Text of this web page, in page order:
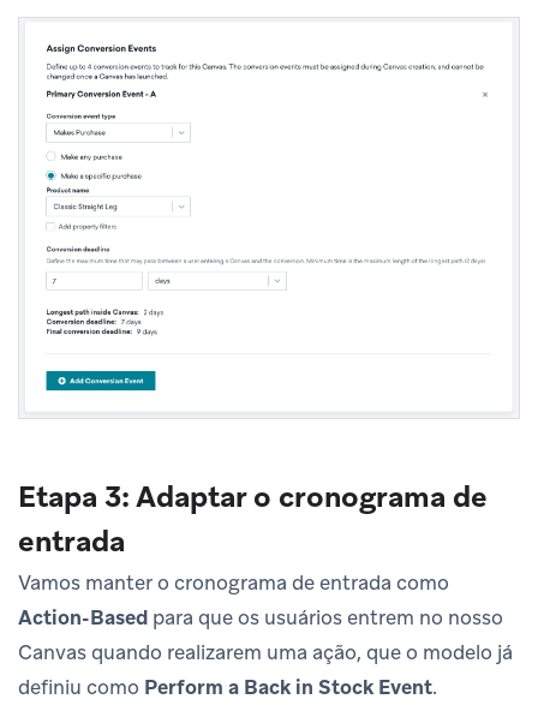
Etapa 3: Adaptar o cronograma de
entrada
Vamos manter o cronograma de entrada como
Action-Based para que os usuários entrem no nosso
Canvas quando realizarem uma ação, que o modelo já
definiu como Perform a Back in Stock Event.